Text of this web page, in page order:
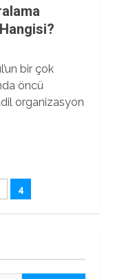
bir çok
öncü
organizasyon
4